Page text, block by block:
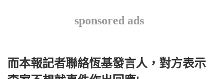
sponsored ads
而本報記者聯絡恆基發言人，對方表示